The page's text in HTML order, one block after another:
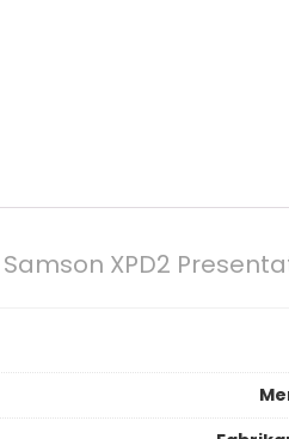
Samson XPD2